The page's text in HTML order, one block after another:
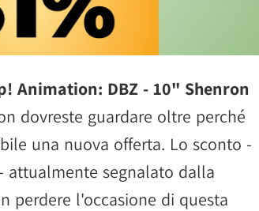
Animation: DBZ - 10" Shenron
dovreste guardare oltre perché
una nuova offerta. Lo sconto -
attualmente segnalato dalla
perdere l'occasione di questa